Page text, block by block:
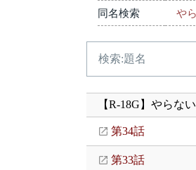
同名検索 や
【R-18G】やらな
第34話
第33話